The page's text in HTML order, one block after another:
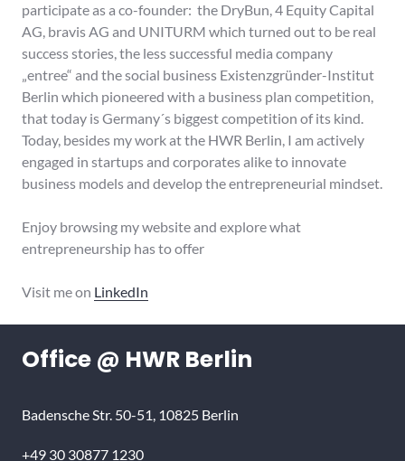
participate as a co-founder: the DryBun, 4 Equity Capital
AG, bravis AG and UNITURM which turned out to be real
success stories, the less successful media company
„entree“ and the social business Existenzgründer-Institut
Berlin which pioneered with a business plan competition,
that today is Germany´s biggest competition of its kind.
Today, besides my work at the HWR Berlin, I am actively
engaged in startups and corporates alike to innovate
business models and develop the entrepreneurial mindset.
Enjoy browsing my website and explore what
entrepreneurship has to offer
Visit me on LinkedIn
Office @ HWR Berlin
Badensche Str. 50-51, 10825 Berlin
+49 30 30877 1230